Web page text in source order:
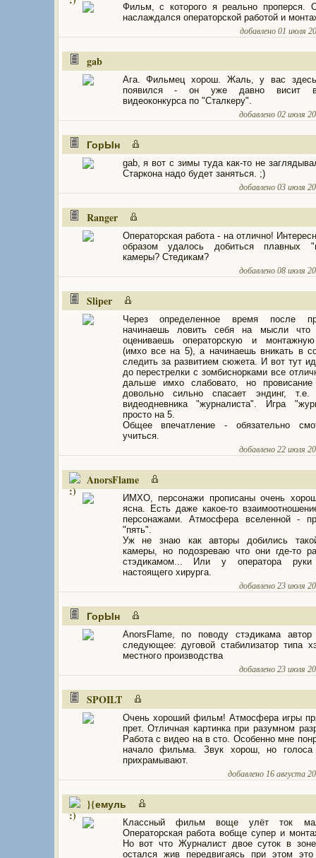
Фильм, с которого я реально проперся.
наслаждался операторской работой и
добавлено 01 июля
gab
Ага. Фильмец хорош. Жаль, у вас
появился - он уже давно висит
видеоконкурса по "Сталкеру".
добавлено 02 июля
ГорЫн
gab, я вот с зимы туда как-то не
Старкона надо будет заняться. ;)
добавлено 03 июля
Ranger
Операторская работа - на отлично!
образом удалось добиться плавных
камеры? Стедикам?
добавлено 08 июля
Sliper
Через определенное время после
начинаешь ловить себя на мысли
оцениваешь операторскую и
(имхо все на 5), а начинаешь вникать в
следить за развитием сюжета. И вот тут
до перестрелки с зомбиснорками все
дальше имхо слабовато, но
довольно сильно спасает эндинг, т.е.
видеодневника "журналиста". Игра
просто на 5.
Общее впечатление - обязательно
учиться.
добавлено 22 июля
AnorsFlame
ИМХО, персонажи прописаны очень
ясна. Есть даже какое-то
персонажами. Атмосфера вселенной -
"пять".
Уж не знаю как авторы добились
камеры, но подозреваю что они где-то
стэдикамом... Или у оператора
настоящего хирурга.
добавлено 23 июля
ГорЫн
AnorsFlame, по поводу стэдикама автор
следующее: дуговой стабилизатор типа
местного производства
добавлено 23 июля
SPOILT
Очень хороший фильм! Атмосфера игры
прет. Отличная картинка при разумном
Работа с видео на в сто. Особенно мне
начало фильма. Звук хорош, но
прихрамывают.
добавлено 16 августа
}{емуль
Классный фильм воще улёт ток
Операторская работа вобще супер и
Но вот что Журналист двое суток в
остался жив передвигаясь при этом